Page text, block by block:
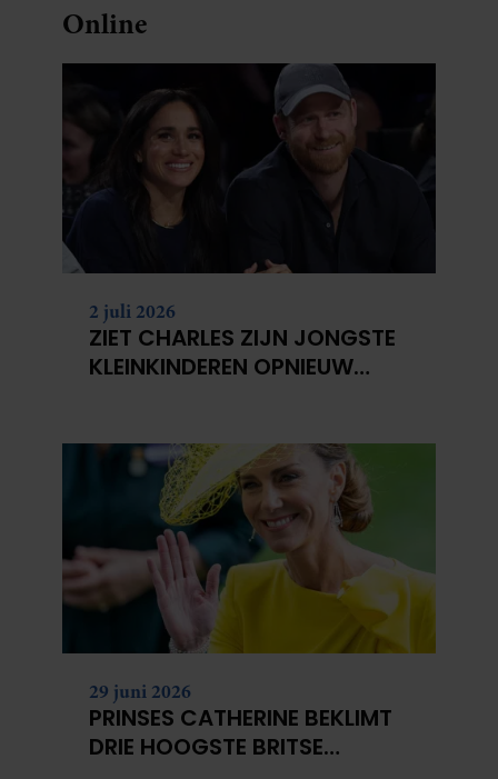
Online
2 juli 2026
ZIET CHARLES ZIJN JONGSTE
KLEINKINDEREN OPNIEUW
29 juni 2026
PRINSES CATHERINE BEKLIMT
DRIE HOOGSTE BRITSE